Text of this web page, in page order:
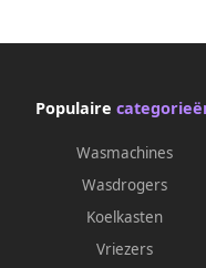
Populaire
Wasmachines
Wasdrogers
Koelkasten
Vriezers